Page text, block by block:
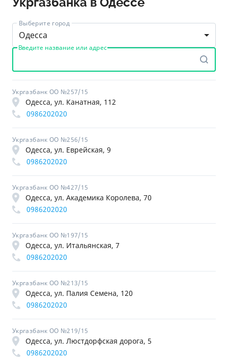
Выберите город
Одесса
Введите название или адрес
Укргазбанк ОО №257/15
Одесса, ул. Канатная, 112
0986202020
Укргазбанк ОО №256/15
Одесса, ул. Еврейская, 9
0986202020
Укргазбанк ОО №427/15
Одесса, ул. Академика Королева, 70
0986202020
Укргазбанк ОО №197/15
Одесса, ул. Итальянская, 7
0986202020
Укргазбанк ОО №213/15
Одесса, ул. Палия Семена, 120
0986202020
Укргазбанк ОО №219/15
Одесса, ул. Люстдорфская дорога, 5
0986202020